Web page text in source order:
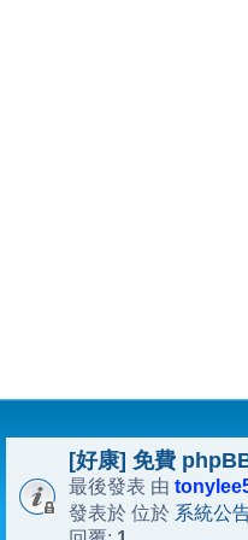
[好康] 免費
最後發表 由
發表於 位於 系統公